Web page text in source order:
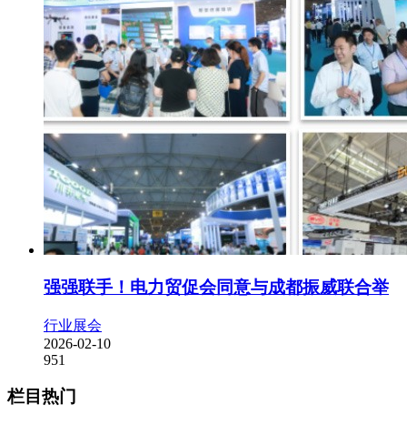
强强联手！电力贸促会同意与成都振威联合举
行业展会
2026-02-10
951
栏目热门